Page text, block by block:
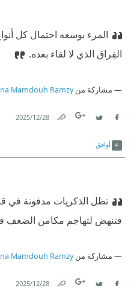
‏المرء بوسعه احتمال كل
الفِراق الذي لا لقاء بعده.‏
مشاركة منMamdouh Ramzy
28‏/12‏/2025
أوافق
تظل الذكريات مدفونة في
فتنهض لتهاجم مكامن الضعف
مشاركة منMamdouh Ramzy
28‏/12‏/2025